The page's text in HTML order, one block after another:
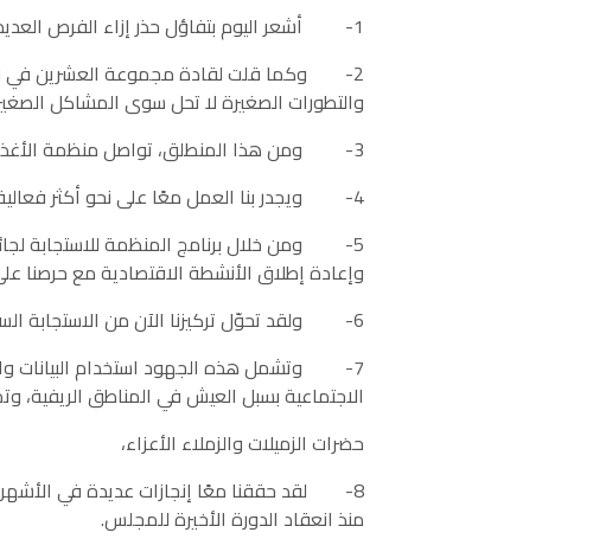
1- أشعر اليوم بتفاؤل حذر إزاء الفرص العديدة المتاحة لنا فيما ندخل في مرحلة التعافي والبلدان تخرج ببطء من الجائحة.
2- وكما قلت لقادة مجموعة العشرين في
والتطورات الصغيرة لا تحل سوى المشاكل
3- ومن هذا المنطلق، تواصل منظمة الأغذية والزراعة تقديم الدعم الكامل لما يبذله الأعضاء من جهود في سبيل إعادة البناء على نحو أفضل.
4- ويجدر بنا العمل معًا على نحو أكثر فعالية وكفاءة من أجل إعادة منح التطورات الكبيرة مكانة رئيسية في مضيّنا قدمًا نحو الواقع الجديد.
وإعادة إطلاق الأنشطة الاقتصادية مع
6- ولقد تحوّل تركيزنا الآن من الاستجابة السريعة إلى الجهود الرامية إلى إعادة البناء على نحو أفضل وأقوى لتحويل النظم الزراعية والغذائية.
7- وتشمل هذه الجهود استخدام البيانات
الاجتماعية بسبل العيش في المناطق الريفية،
حضرات الزميلات والزملاء الأعزاء،
8- لقد حققنا معًا إنجازات عديدة في الأشهر
منذ انعقاد الدورة الأخيرة للمجلس.